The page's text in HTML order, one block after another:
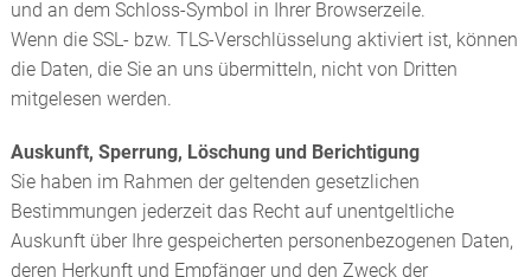
und an dem Schloss-Symbol in Ihrer Browserzeile.
Wenn die SSL- bzw. TLS-Verschlüsselung aktiviert ist, können
die Daten, die Sie an uns übermitteln, nicht von Dritten
mitgelesen werden.
Auskunft, Sperrung, Löschung und Berichtigung
Sie haben im Rahmen der geltenden gesetzlichen
Bestimmungen jederzeit das Recht auf unentgeltliche
Auskunft über Ihre gespeicherten personenbezogenen Daten,
deren Herkunft und Empfänger und den Zweck der